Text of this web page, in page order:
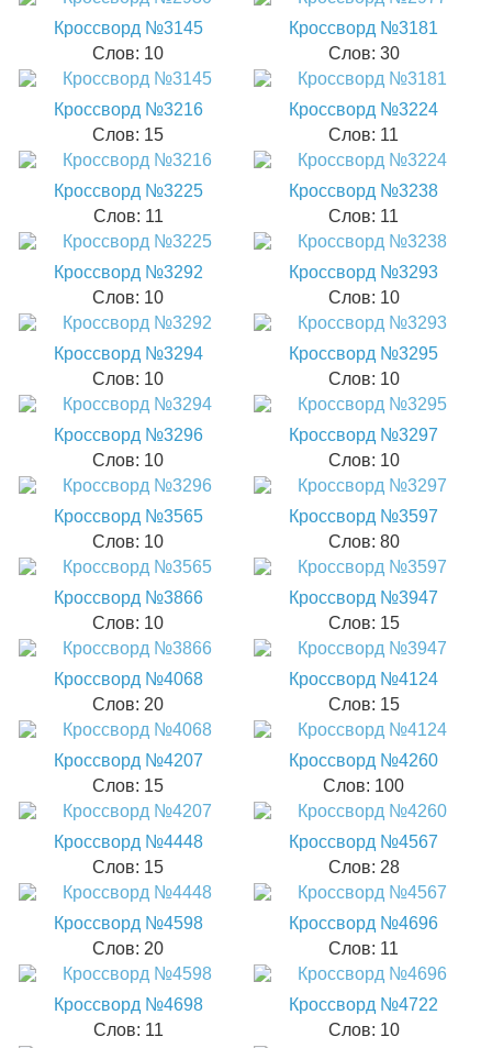
Кроссворд №3145
Слов: 10
Кроссворд №3181
Слов: 30
Кроссворд №3216
Слов: 15
Кроссворд №3224
Слов: 11
Кроссворд №3225
Слов: 11
Кроссворд №3238
Слов: 11
Кроссворд №3292
Слов: 10
Кроссворд №3293
Слов: 10
Кроссворд №3294
Слов: 10
Кроссворд №3295
Слов: 10
Кроссворд №3296
Слов: 10
Кроссворд №3297
Слов: 10
Кроссворд №3565
Слов: 10
Кроссворд №3597
Слов: 80
Кроссворд №3866
Слов: 10
Кроссворд №3947
Слов: 15
Кроссворд №4068
Слов: 20
Кроссворд №4124
Слов: 15
Кроссворд №4207
Слов: 15
Кроссворд №4260
Слов: 100
Кроссворд №4448
Слов: 15
Кроссворд №4567
Слов: 28
Кроссворд №4598
Слов: 20
Кроссворд №4696
Слов: 11
Кроссворд №4698
Слов: 11
Кроссворд №4722
Слов: 10